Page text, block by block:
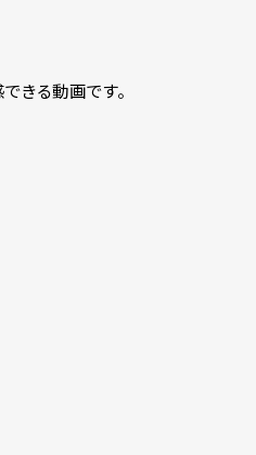
きる動画です。